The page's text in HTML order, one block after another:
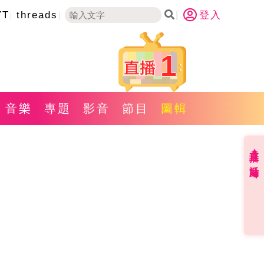
threads 登入
1
音樂 專題 影音 節目 圖輯
直播✦活動